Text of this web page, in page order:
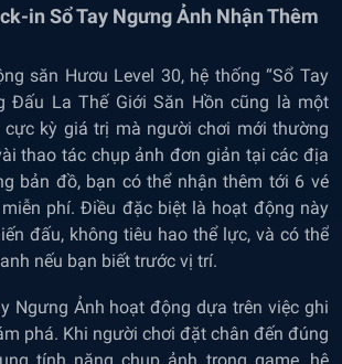
in Sổ Tay Ngưng Ảnh Nhận Thêm
săn Hươu Level 30, hệ thống “Sổ Tay
Đấu La Thế Giới Săn Hồn cũng là một
cực kỳ giá trị mà người chơi mới thường
thao tác chụp ảnh đơn giản tại các địa
bản đồ, bạn có thể nhận thêm tới 6 vé
phí. Điều đặc biệt là hoạt động này
đấu, không tiêu hao thể lực, và có thể
nếu bạn biết trước vị trí.
Ngưng Ảnh hoạt động dựa trên việc ghi
phá. Khi người chơi đặt chân đến đúng